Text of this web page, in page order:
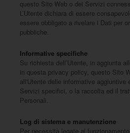
questo Sito Web o dei Servizi
L’Utente dichiara di essere
essere obbligato a rivelare i Dati per
pubbliche.
Informative specifiche
Su richiesta dell’Utente, in aggiunta
in questa privacy policy, questo Sito
all'Utente delle informative aggiuntive
Servizi specifici, o la raccolta ed il
Personali.
Log di sistema e manutenzione
Per necessità legate al